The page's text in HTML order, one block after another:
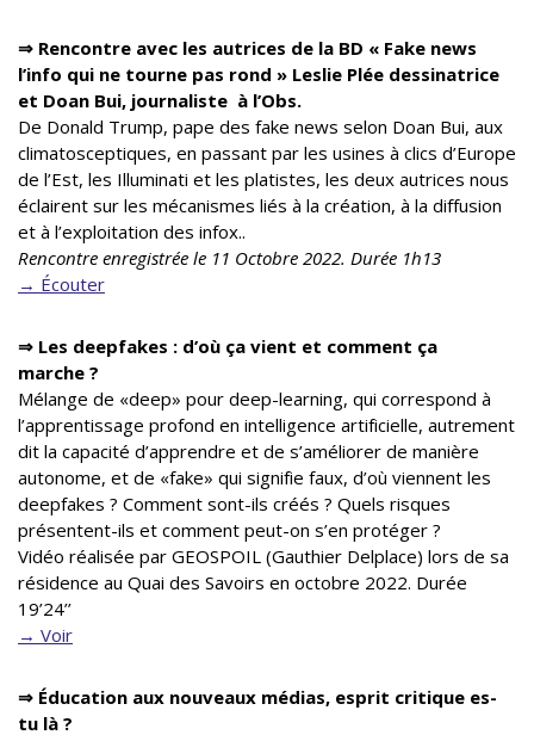
⇒ Rencontre avec les autrices de la BD « Fake news
l’info qui ne tourne pas rond » Leslie Plée dessinatrice
et Doan Bui, journaliste à l’Obs.
De Donald Trump, pape des fake news selon Doan Bui, aux
climatosceptiques, en passant par les usines à clics d’Europe
de l’Est, les Illuminati et les platistes, les deux autrices nous
éclairent sur les mécanismes liés à la création, à la diffusion
et à l’exploitation des infox..
Rencontre enregistrée le 11 Octobre 2022. Durée 1h13
→ Écouter
⇒ Les deepfakes : d’où ça vient et comment ça
marche ?
Mélange de «deep» pour deep-learning, qui correspond à
l’apprentissage profond en intelligence artificielle, autrement
dit la capacité d’apprendre et de s’améliorer de manière
autonome, et de «fake» qui signifie faux, d’où viennent les
deepfakes ? Comment sont-ils créés ? Quels risques
présentent-ils et comment peut-on s’en protéger ?
Vidéo réalisée par GEOSPOIL (Gauthier Delplace) lors de sa
résidence au Quai des Savoirs en octobre 2022. Durée
19’24’’
→ Voir
⇒ Éducation aux nouveaux médias, esprit critique es-
tu là ?